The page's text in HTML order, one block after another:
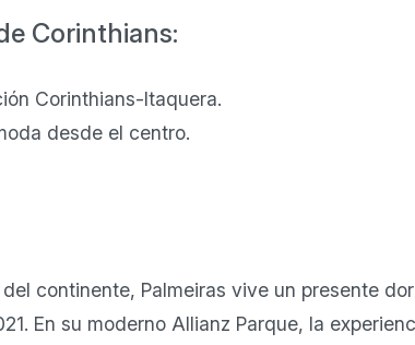
Corinthians:
Corinthians-Itaquera.
desde el centro.
continente, Palmeiras vive un presente
En su moderno Allianz Parque, la